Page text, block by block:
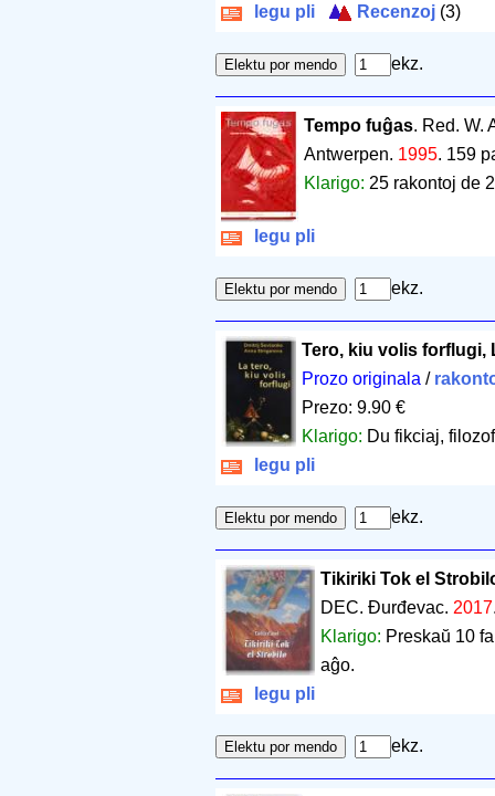
legu pli Recenzoj (3)
ekz.
Tempo fuĝas. Red. W.
Antwerpen. 1995. 159
Klarigo: 25 rakontoj de
legu pli
ekz.
Tero, kiu volis forflugi,
Prozo originala /
Prezo: 9.90 €
Klarigo: Du fikciaj,
legu pli
ekz.
Tikiriki Tok el
DEC. Đurđevac. 2017
Klarigo: Preskaŭ 10
aĝo.
legu pli
ekz.